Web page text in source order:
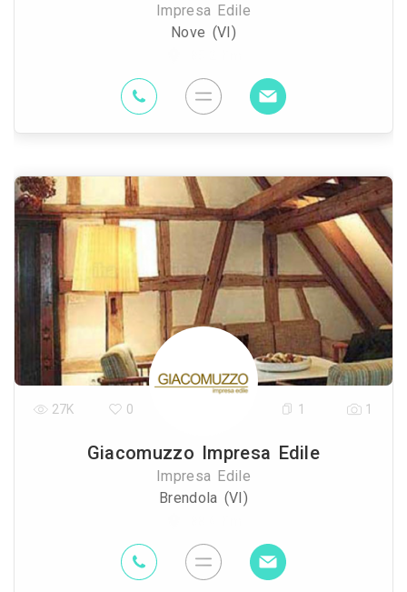
Impresa Edile
Nove (VI)
Giacomuzzo Impresa Edile
Impresa Edile
Brendola (VI)
27K 0 1 1